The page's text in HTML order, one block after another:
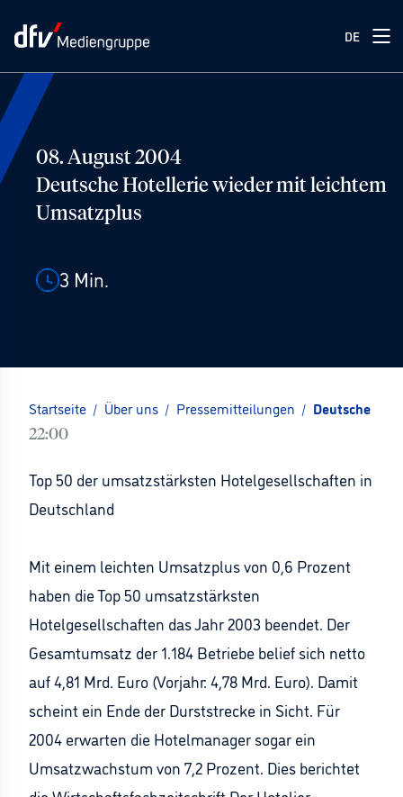
DE
08. August 2004
Deutsche Hotellerie wieder mit leichtem
Umsatzplus
3 Min.
Startseite / Über uns / Pressemitteilungen / Deutsche
22:00
Top 50 der umsatzstärksten Hotelgesellschaften in
Deutschland
Mit einem leichten Umsatzplus von 0,6 Prozent
haben die Top 50 umsatzstärksten
Hotelgesellschaften das Jahr 2003 beendet. Der
Gesamtumsatz der 1.184 Betriebe belief sich netto
auf 4,81 Mrd. Euro (Vorjahr: 4,78 Mrd. Euro). Damit
scheint ein Ende der Durststrecke in Sicht. Für
2004 erwarten die Hotelmanager sogar ein
Umsatzwachstum von 7,2 Prozent. Dies berichtet